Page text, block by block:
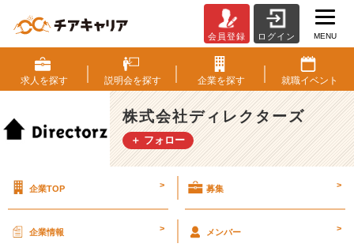
ン
フ
ラ
エ
ン
ジ
活
会員登録 ログイン MENU
求人を探す 説明会を探す 企業を探す 就職イベント
株式会社ディレクターズ
＋ フォロー
企業TOP > 募集 >
企業情報 > メンバー >